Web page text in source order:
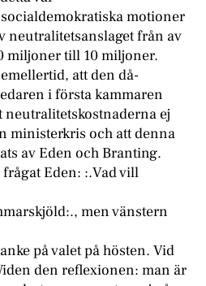
motioner
neutralitetsanslaget från av
miljoner till 10 miljoner.
att den då-
i första kammaren
ej
ministerkris och att denna
av Eden och Branting.
Eden: :.Vad vill
men vänstern
på valet på hösten. Vid
den reflexionen: man är